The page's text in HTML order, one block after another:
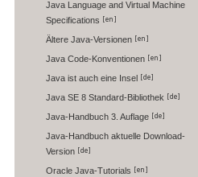
Java Language and Virtual Machine
Specifications
Ältere Java-Versionen
Java Code-Konventionen
Java ist auch eine Insel
Java SE 8 Standard-Bibliothek
Java-Handbuch 3. Auflage
Java-Handbuch aktuelle Download-
Version
Oracle Java-Tutorials